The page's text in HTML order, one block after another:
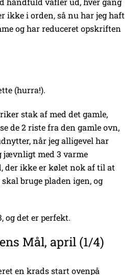
ikke i orden, så nu har jeg haft
og har reduceret opskriften
(hurra!).
stak af med det gamle,
de 2 riste fra den gamle ovn,
når jeg alligevel har
jævnligt med 3 varme
der ikke er kølet nok af til at
bruge pladen igen, og
og det er perfekt.
Mål, april (1/4)
en krads start ovenpå